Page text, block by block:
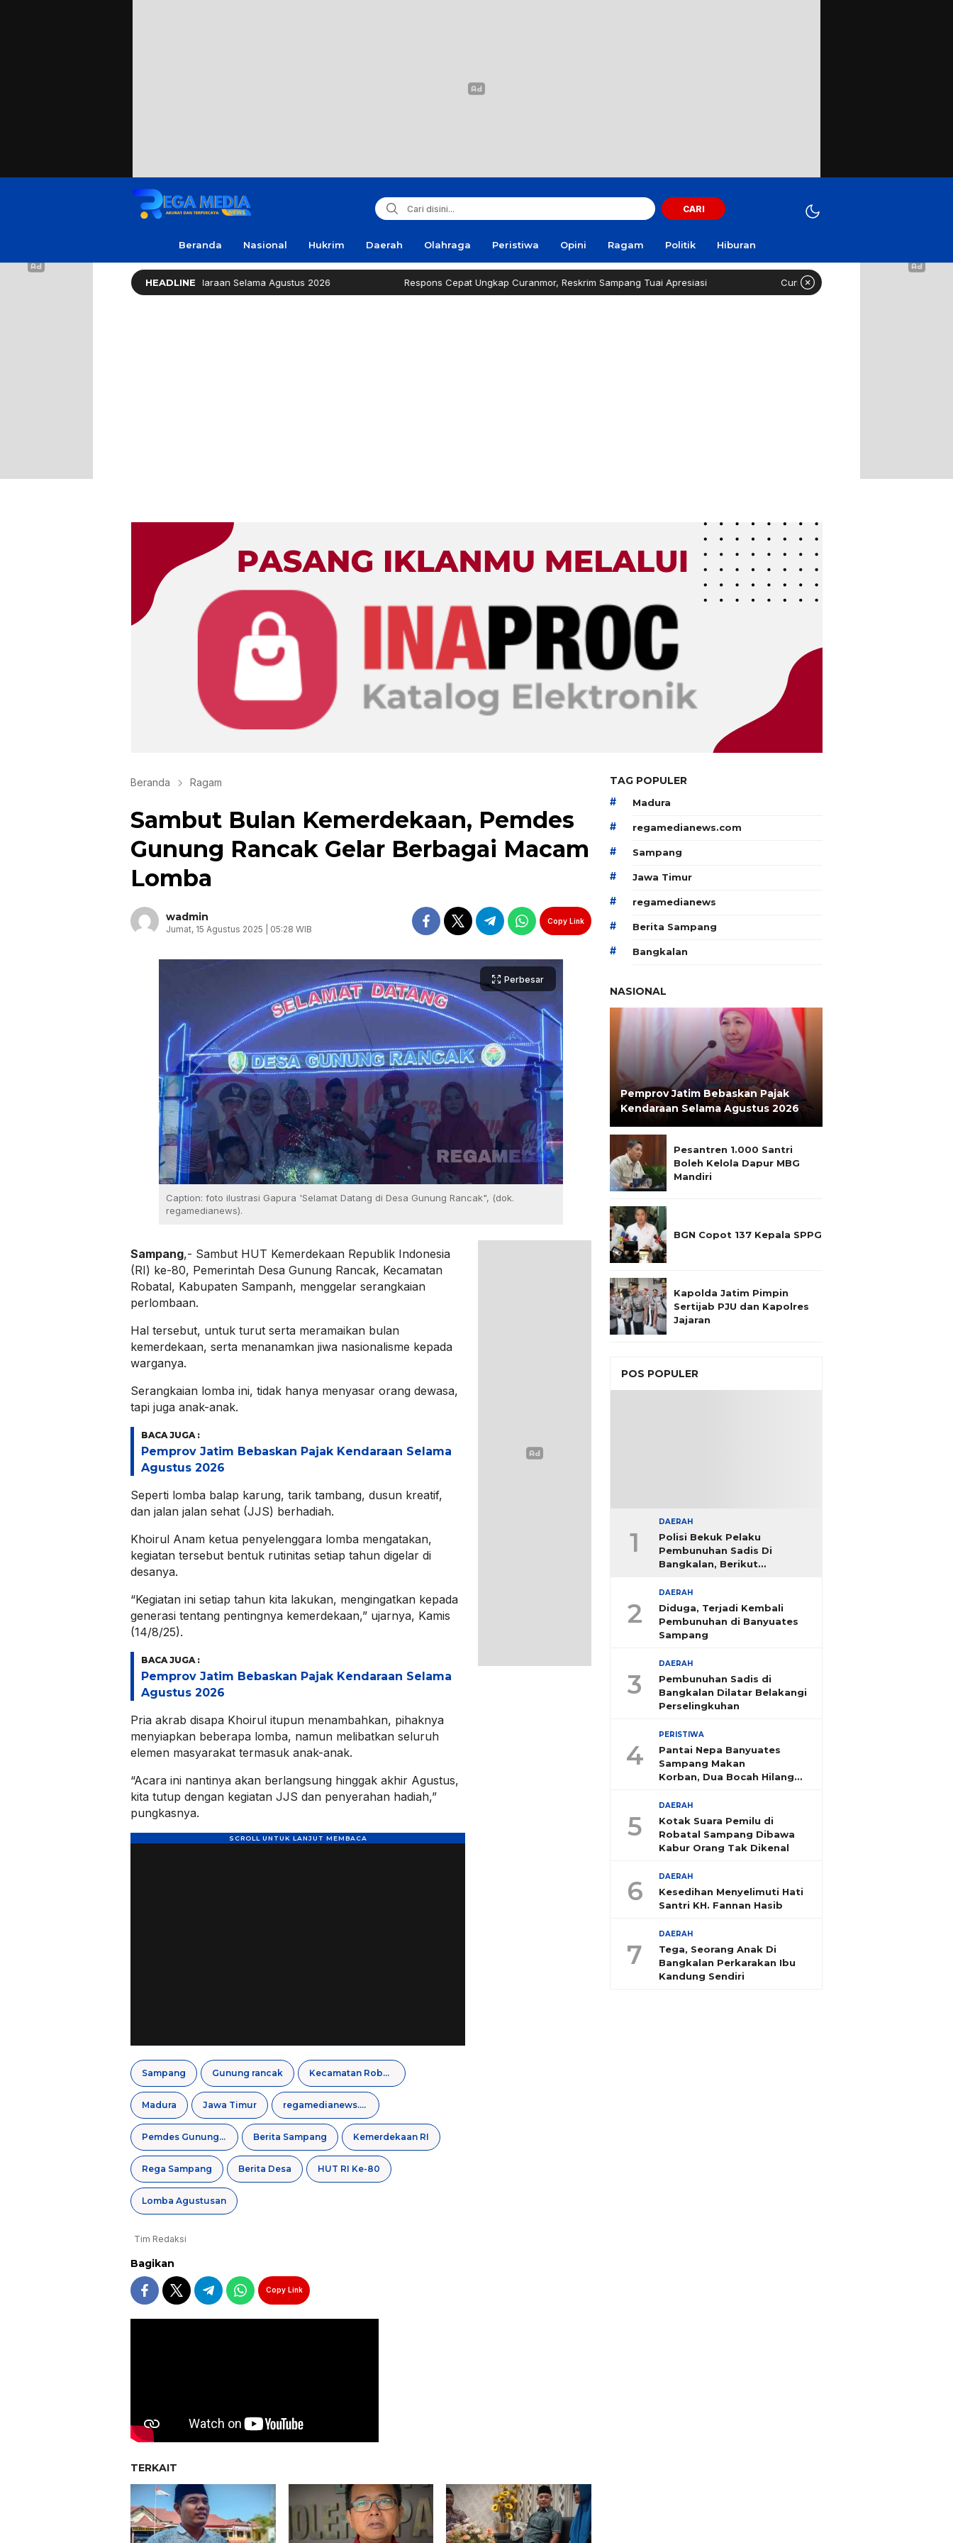
CARI
Beranda Nasional Hukrim Daerah Olahraga Peristiwa Opini Ragam Politik Hiburan
HEADLINE
Jatim Bebaskan Pajak Kendaraan Selama Agustus 2026 Respons Cepat Ungkap Curanmor, Reskrim Sampang Tuai Apresiasi Curi Motor! Dua Warga Batuporo Sampang Dibui
Beranda Ragam
Sambut Bulan Kemerdekaan, Pemdes
Gunung Rancak Gelar Berbagai Macam
Lomba
wadmin
Jumat, 15 Agustus 2025 | 05:28 WIB
Copy Link
Perbesar
Caption: foto ilustrasi Gapura 'Selamat Datang di Desa Gunung Rancak", (dok.
regamedianews).
Sampang,- Sambut HUT Kemerdekaan Republik Indonesia
(RI) ke-80, Pemerintah Desa Gunung Rancak, Kecamatan
Robatal, Kabupaten Sampanh, menggelar serangkaian
perlombaan.
Hal tersebut, untuk turut serta meramaikan bulan
kemerdekaan, serta menanamkan jiwa nasionalisme kepada
warganya.
Serangkaian lomba ini, tidak hanya menyasar orang dewasa,
tapi juga anak-anak.
BACA JUGA :
Pemprov Jatim Bebaskan Pajak Kendaraan Selama
Agustus 2026
Seperti lomba balap karung, tarik tambang, dusun kreatif,
dan jalan jalan sehat (JJS) berhadiah.
Khoirul Anam ketua penyelenggara lomba mengatakan,
kegiatan tersebut bentuk rutinitas setiap tahun digelar di
desanya.
“Kegiatan ini setiap tahun kita lakukan, mengingatkan kepada
generasi tentang pentingnya kemerdekaan,” ujarnya, Kamis
(14/8/25).
BACA JUGA :
Pemprov Jatim Bebaskan Pajak Kendaraan Selama
Agustus 2026
Pria akrab disapa Khoirul itupun menambahkan, pihaknya
menyiapkan beberapa lomba, namun melibatkan seluruh
elemen masyarakat termasuk anak-anak.
“Acara ini nantinya akan berlangsung hinggak akhir Agustus,
kita tutup dengan kegiatan JJS dan penyerahan hadiah,”
pungkasnya.
Sampang Gunung rancak Kecamatan Robatal
Madura Jawa Timur regamedianews.com
Pemdes Gunung Rancak Berita Sampang Kemerdekaan RI
Rega Sampang Berita Desa HUT RI Ke-80
Lomba Agustusan
Tim Redaksi
Bagikan
Copy Link
TERKAIT
TAG POPULER
# Madura
# regamedianews.com
# Sampang
# Jawa Timur
# regamedianews
# Berita Sampang
# Bangkalan
NASIONAL
Pemprov Jatim Bebaskan Pajak
Kendaraan Selama Agustus 2026
Pesantren 1.000 Santri
Boleh Kelola Dapur MBG
Mandiri
BGN Copot 137 Kepala SPPG
Kapolda Jatim Pimpin
Sertijab PJU dan Kapolres
Jajaran
POS POPULER
1
DAERAH
Polisi Bekuk Pelaku
Pembunuhan Sadis Di
Bangkalan, Berikut
2
DAERAH
Diduga, Terjadi Kembali
Pembunuhan di Banyuates
Sampang
3
DAERAH
Pembunuhan Sadis di
Bangkalan Dilatar Belakangi
Perselingkuhan
4
PERISTIWA
Pantai Nepa Banyuates
Sampang Makan
Korban, Dua Bocah Hilang
5
DAERAH
Kotak Suara Pemilu di
Robatal Sampang Dibawa
Kabur Orang Tak Dikenal
6 DAERAH
Kesedihan Menyelimuti Hati
Santri KH. Fannan Hasib
7
DAERAH
Tega, Seorang Anak Di
Bangkalan Perkarakan Ibu
Kandung Sendiri